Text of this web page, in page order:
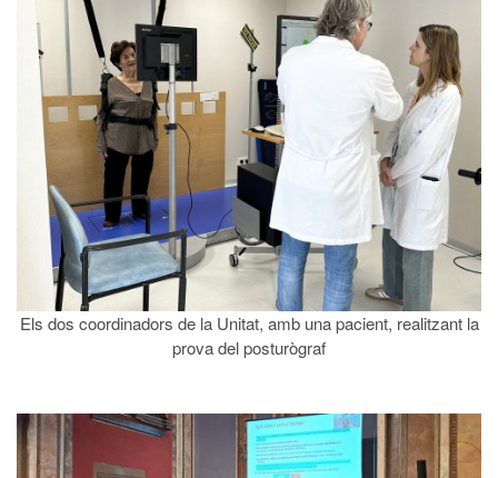
Els dos coordinadors de la Unitat, amb una pacient, realitzant la
prova del posturògraf